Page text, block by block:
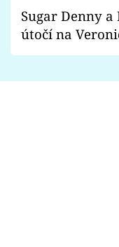
Sugar Denny
útočí na
Proč je podle